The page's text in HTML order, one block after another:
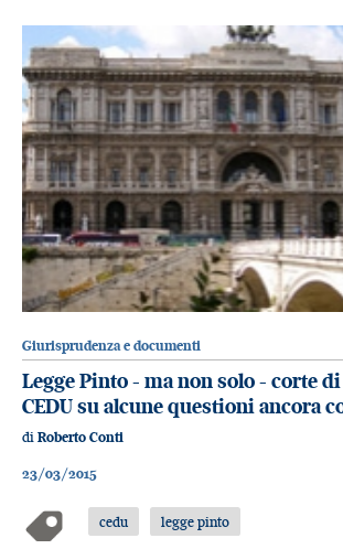
Giurisprudenza e documenti
Legge Pinto - ma non solo - corte di
CEDU su alcune questioni ancora
di Roberto Conti
23/03/2015
cedu legge pinto